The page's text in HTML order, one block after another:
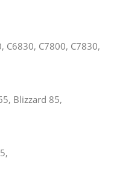
C6830, C7800, C7830,
Blizzard 85,